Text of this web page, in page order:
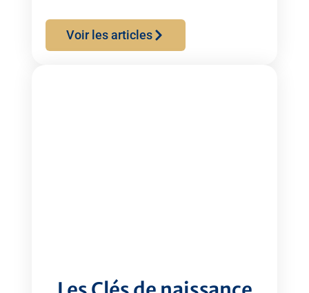
Voir les articles